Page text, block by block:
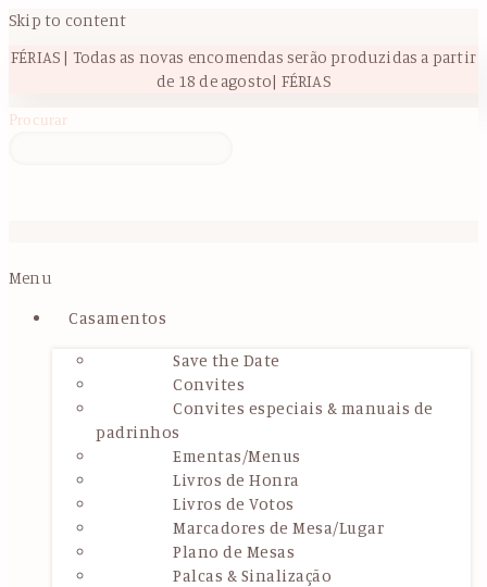
Skip to content
FÉRIAS | Todas as novas encomendas serão produzidas a partir
de 18 de agosto| FÉRIAS
Procurar
Menu
Casamentos
Save the Date
Convites
Convites especiais & manuais de
padrinhos
Ementas/Menus
Livros de Honra
Livros de Votos
Marcadores de Mesa/Lugar
Plano de Mesas
Palcas & Sinalização